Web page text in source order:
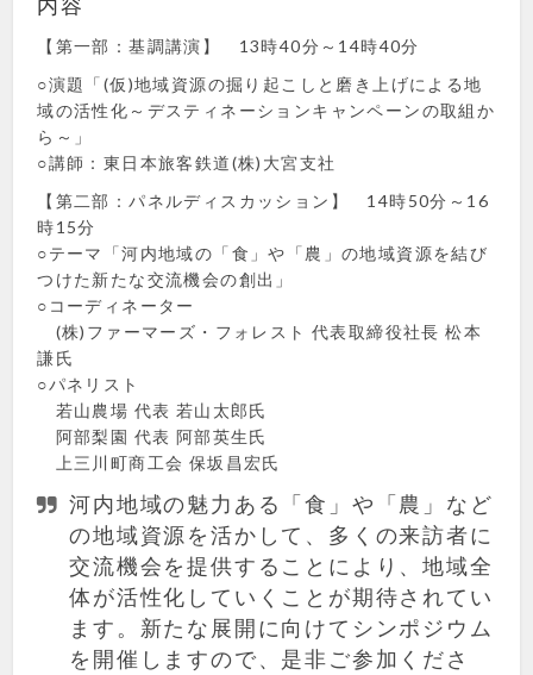
【第一部：基調講演】 13時40分～14時40分
○演題「(仮)地域資源の掘り起こしと磨き上げによる地
域の活性化～デスティネーションキャンペーンの取組か
ら～」
○講師：東日本旅客鉄道(株)大宮支社
【第二部：パネルディスカッション】 14時50分～16
時15分
○テーマ「河内地域の「食」や「農」の地域資源を結び
つけた新たな交流機会の創出」
○コーディネーター
(株)ファーマーズ・フォレスト 代表取締役社長 松本
謙氏
○パネリスト
若山農場 代表 若山太郎氏
阿部梨園 代表 阿部英生氏
上三川町商工会 保坂昌宏氏
河内地域の魅力ある「食」や「農」など
の地域資源を活かして、多くの来訪者に
交流機会を提供することにより、地域全
体が活性化していくことが期待されてい
ます。新たな展開に向けてシンポジウム
を開催しますので、是非ご参加くださ